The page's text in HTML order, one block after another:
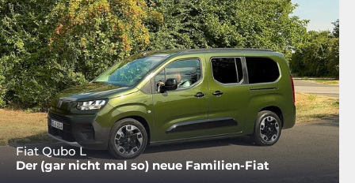
Fiat Qubo L
Der (gar nicht mal so) neue Familien-Fiat